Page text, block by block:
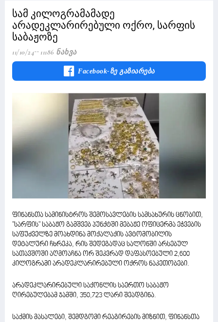
სამ კილოგრამამადე
არადეკლარირებული ოქრო, სარფის
საბაჟოზე
11/10/24 11186 Ნახვა
Facebook-Ზე Გაზიარება
ფინანსთა სამინისტროს შემოსავლების სამსახურის ცნობით,
"სარფის" საბაჟო გამშვებ პუნქტში მებაჟე ოფიცერმა ეჭვების
საფუძველზე მოახდინა მოქალაქის ავტომობილის
დეტალური ჩხრეკა, რის შედეგადაც სალონში არსებულ
სათავშოში აღმოაჩნა ორ შეკვრად დაფასოებული 2,600
კილოგრამი არადეკლარირებული ოქროს ნაკეთობები.
არადეკლარირებული საქონლის საერთო საბაჟო
ღირებულებამ ჯამში, 350,723 ლარი შეადგინა.
საქმის მასალები, შემდგომი რეაგირების მიზნით, ფინანსთა